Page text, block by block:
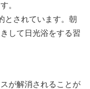
。
とされています。朝
して日光浴をする習
が解消されることが